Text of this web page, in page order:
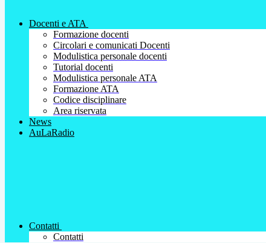
Docenti e ATA
Formazione docenti
Circolari e comunicati Docenti
Modulistica personale docenti
Tutorial docenti
Modulistica personale ATA
Formazione ATA
Codice disciplinare
Area riservata
News
AuLaRadio
Contatti
Contatti